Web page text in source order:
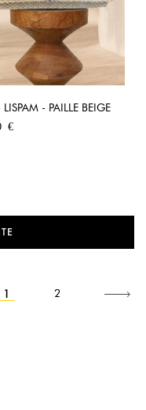
- PAILLE BEIGE
€
1 2 Suivant